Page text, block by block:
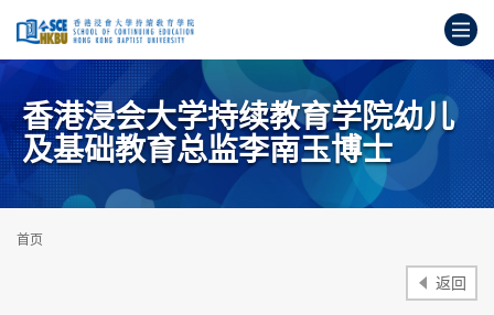
要
容
打
开
要
内
容
香港浸会大学持续教育学院幼儿
及基础教育总监李南玉博士
首页
返回